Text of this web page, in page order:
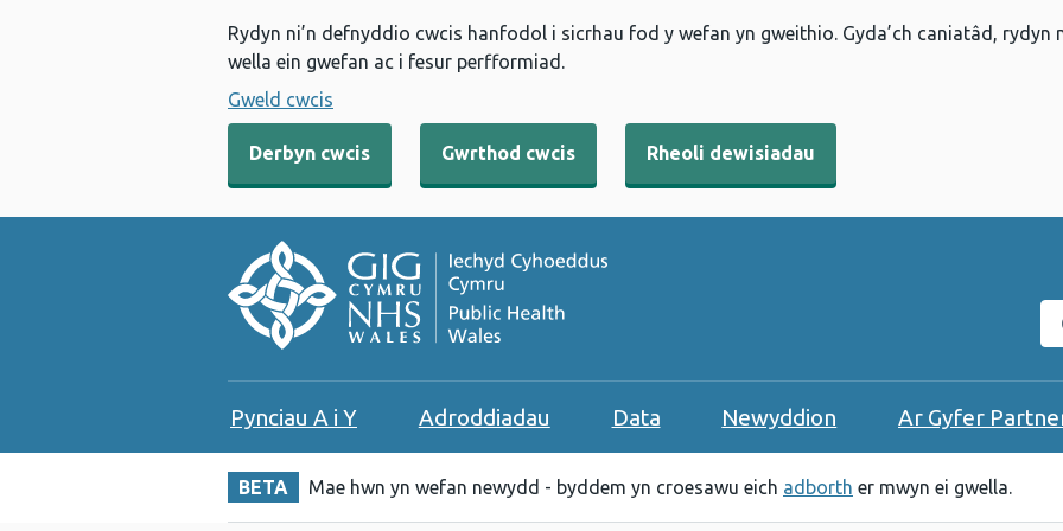
Rydyn ni’n defnyddio cwcis hanfodol i sicrhau fod y wefan yn gweithio. Gyda’ch caniatâd,
wella ein gwefan ac i fesur perfformiad.
Gweld cwcis
Derbyn cwcis Gwrthod cwcis Rheoli dewisiadau
Pynciau A i Y Adroddiadau Data Newyddion Ar Gyfer
BETA Mae hwn yn wefan newydd - byddem yn croesawu eich adborth er mwyn ei gwella.